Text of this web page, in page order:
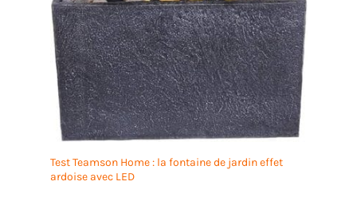
Test Teamson Home : la fontaine de jardin effet
ardoise avec LED